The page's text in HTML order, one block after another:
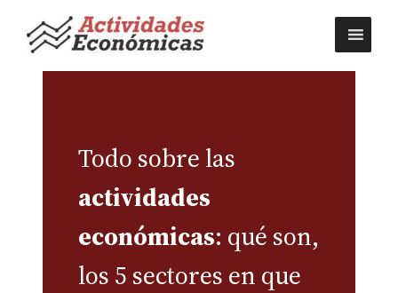
Saltar
contenido
Todo sobre las
actividades
económicas: qué son,
los 5 sectores en que